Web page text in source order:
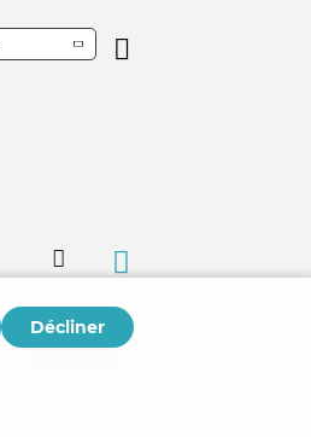
Copyright © 2026
Décliner